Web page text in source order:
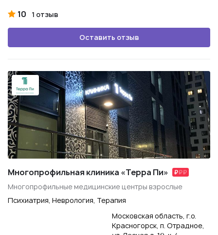
10 1 отзыв
Оставить отзыв
Многопрофильная клиника «Терра Пи»
Многопрофильные медицинские центры взрослые
Психиатрия, Неврология, Терапия
Московская область, г.о.
Красногорск, п. Отрадное,